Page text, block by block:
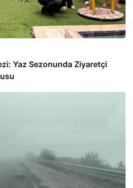
Yaz Sezonunda Ziyaretçi